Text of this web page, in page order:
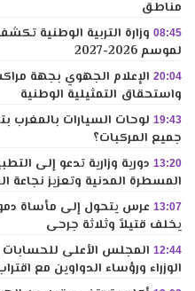
مناطق
08:45 وزارة التربية الوطنية
لموسم 2026-2027
20:04 الإعلام الجهوي بجهة
واستحقاق التمثيلية الوطنية
19:43 لوحات السيارات
جميع المركبات؟
13:20 دورية وزارية تدعو إلى
المسطرة المدنية وتعزيز نجاعة
13:07 عرس يتحول إلى مأساة
يخلف قتيلاً وثلاثة جرحى
12:44 المجلس الأعلى
الوزراء ورؤساء الدواوين مع